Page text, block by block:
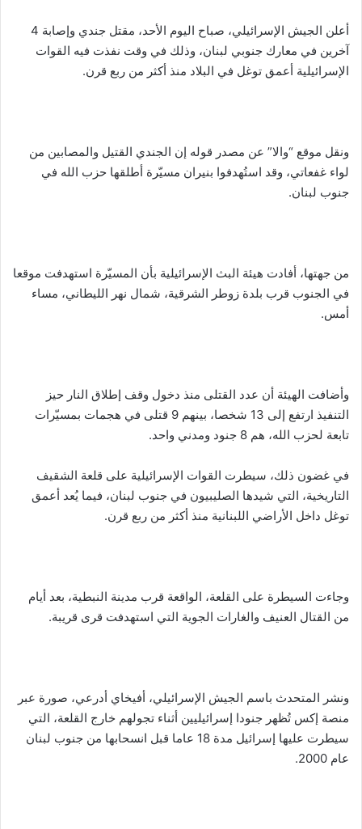
أعلن الجيش الإسرائيلي، صباح اليوم الأحد، مقتل جندي وإصابة 4
آخرين في معارك جنوبي لبنان، وذلك في وقت نفذت فيه القوات
الإسرائيلية أعمق توغل في البلاد منذ أكثر من ربع قرن.
ونقل موقع “والا” عن مصدر قوله إن الجندي القتيل والمصابين من
لواء غفعاتي، وقد استُهدفوا بنيران مسيّرة أطلقها حزب الله في
جنوب لبنان.
من جهتها، أفادت هيئة البث الإسرائيلية بأن المسيّرة استهدفت موقعا
في الجنوب قرب بلدة زوطر الشرقية، شمال نهر الليطاني، مساء
أمس.
وأضافت الهيئة أن عدد القتلى منذ دخول وقف إطلاق النار حيز
التنفيذ ارتفع إلى 13 شخصا، بينهم 9 قتلى في هجمات بمسيّرات
تابعة لحزب الله، هم 8 جنود ومدني واحد.
في غضون ذلك، سيطرت القوات الإسرائيلية على قلعة الشقيف
التاريخية، التي شيدها الصليبيون في جنوب لبنان، فيما يُعد أعمق
توغل داخل الأراضي اللبنانية منذ أكثر من ربع قرن.
وجاءت السيطرة على القلعة، الواقعة قرب مدينة النبطية، بعد أيام
من القتال العنيف والغارات الجوية التي استهدفت قرى قريبة.
ونشر المتحدث باسم الجيش الإسرائيلي، أفيخاي أدرعي، صورة عبر
منصة إكس تُظهر جنودا إسرائيليين أثناء تجولهم خارج القلعة، التي
سيطرت عليها إسرائيل مدة 18 عاما قبل انسحابها من جنوب لبنان
عام 2000.